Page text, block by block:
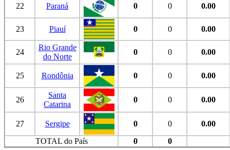
22 Paraná 0 0 0.00
23 Piauí 0 0 0.00
24
Rio Grande
do Norte
0 0 0.00
25 Rondônia 0 0 0.00
26
Santa
Catarina
0 0 0.00
27 Sergipe 0 0
0.00
TOTAL do País
0 0